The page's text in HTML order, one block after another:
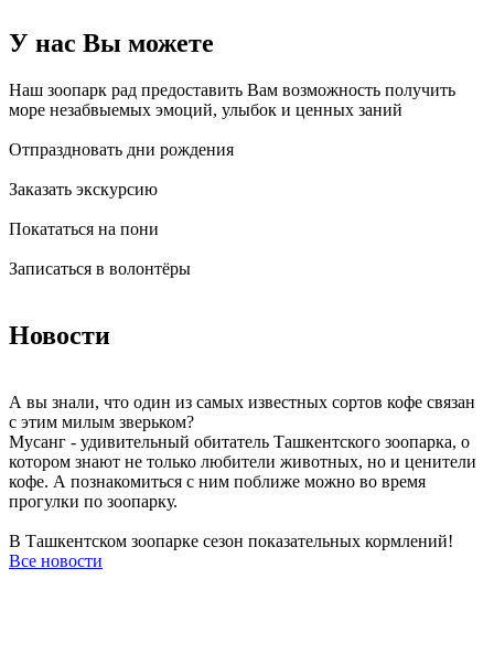
У нас Вы можете
Наш зоопарк рад предоставить Вам возможность получить
море незабвыемых эмоций, улыбок и ценных заний
Отпраздновать дни рождения
Заказать экскурсию
Покататься на пони
Записаться в волонтёры
Новости
А вы знали, что один из самых известных сортов кофе связан
с этим милым зверьком?
Мусанг - удивительный обитатель Ташкентского зоопарка, о
котором знают не только любители животных, но и ценители
кофе. А познакомиться с ним поближе можно во время
прогулки по зоопарку.
В Ташкентском зоопарке сезон показательных кормлений!
Все новости